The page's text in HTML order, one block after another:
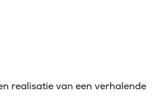
realisatie van een verhalende